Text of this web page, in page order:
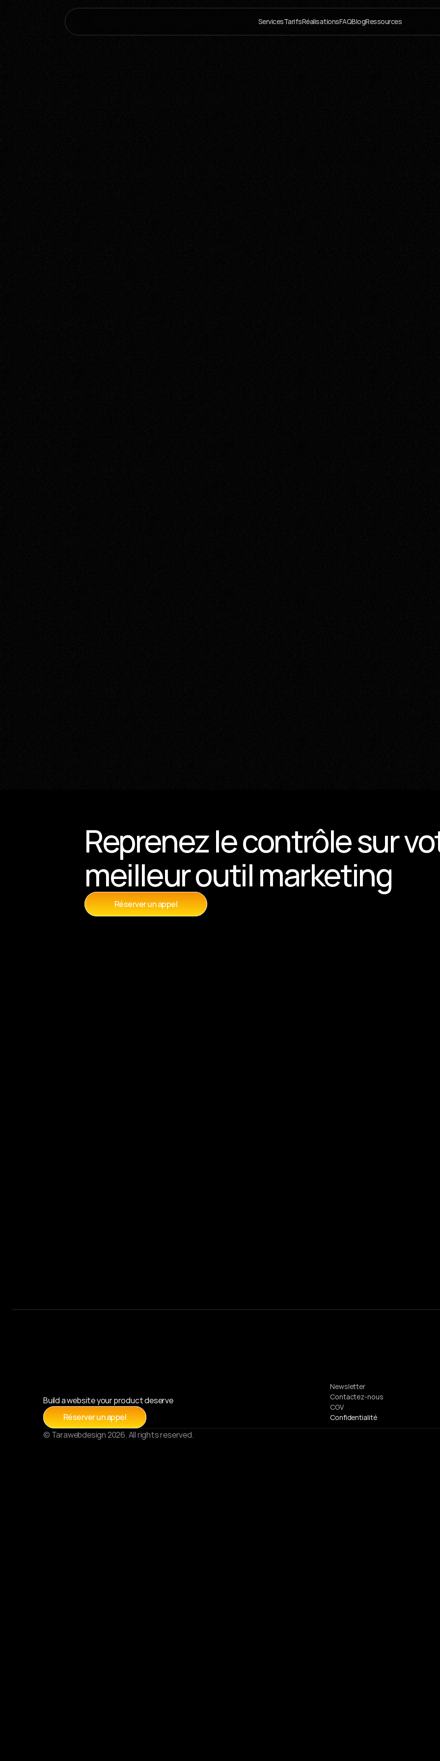
ServicesTarifsRéalisationsFAQBlogRessources
Reprenez le contrôle sur
meilleur outil marketing
Réserver un appel
Build a website your product deserve
Réserver un appel
Newsletter
Contactez-nous
CGV
Confidentialité
© Tarawebdesign 2026. All rights reserved.